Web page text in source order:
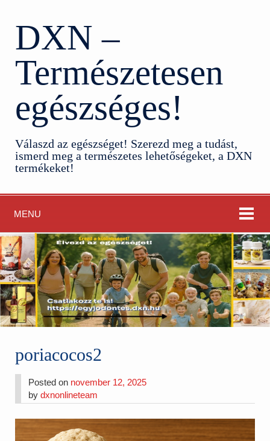
DXN –
Természetesen
egészséges!
Válaszd az egészséget! Szerezd meg a tudást,
ismerd meg a természetes lehetőségeket, a DXN
termékeket!
MENU
poriacocos2
Posted on november 12, 2025
bydxnonlineteam